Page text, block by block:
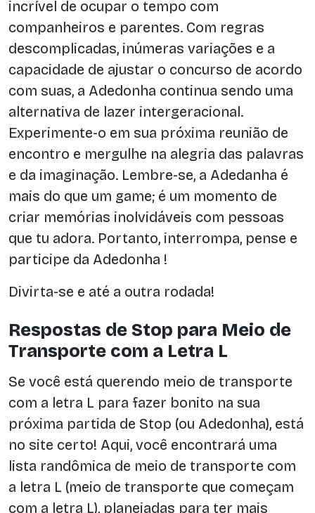
incrível de ocupar o tempo com
companheiros e parentes. Com regras
descomplicadas, inúmeras variações e a
capacidade de ajustar o concurso de acordo
com suas, a Adedonha continua sendo uma
alternativa de lazer intergeracional.
Experimente-o em sua próxima reunião de
encontro e mergulhe na alegria das palavras
e da imaginação. Lembre-se, a Adedanha é
mais do que um game; é um momento de
criar memórias inolvidáveis com pessoas
que tu adora. Portanto, interrompa, pense e
participe da Adedonha !
Divirta-se e até a outra rodada!
Respostas de Stop para Meio de
Transporte com a Letra L
Se você está querendo meio de transporte
com a letra L para fazer bonito na sua
próxima partida de Stop (ou Adedonha), está
no site certo! Aqui, você encontrará uma
lista randômica de meio de transporte com
a letra L (meio de transporte que começam
com a letra L), planejadas para ter mais